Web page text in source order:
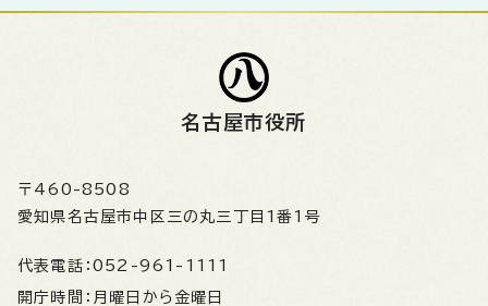
名古屋市役所
〒460-8508
愛知県名古屋市中区三の丸三丁目1番1号
代表電話： 052-961-1111
開庁時間： 月曜日から金曜日